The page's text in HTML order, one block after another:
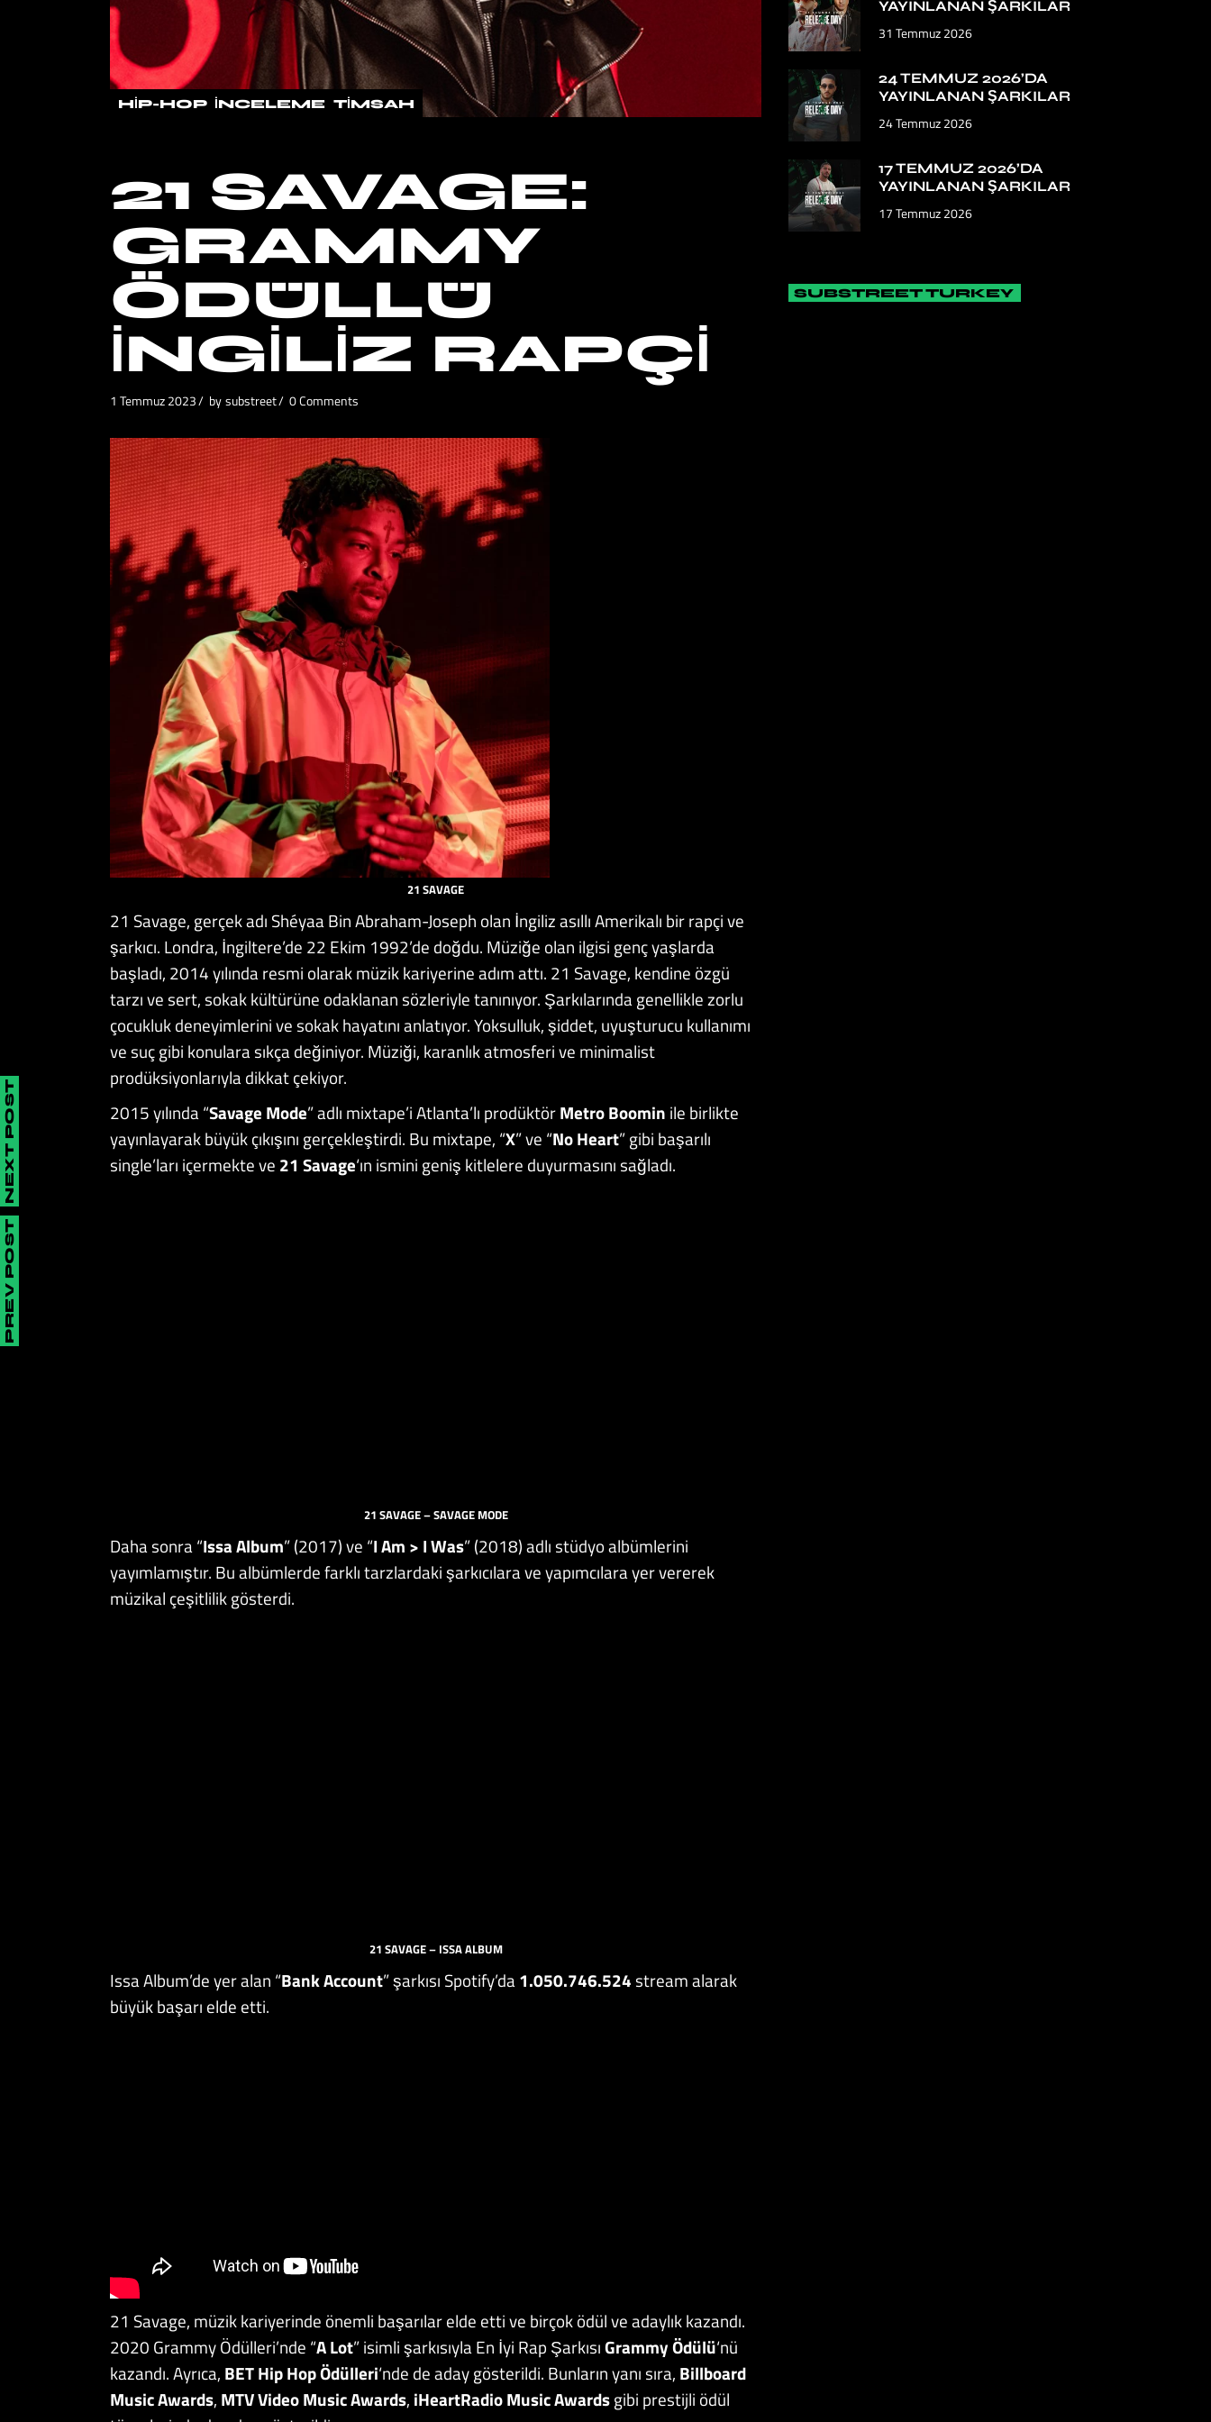
HIP-HOP İNCELEME TIMSAH
21 SAVAGE:
GRAMMY
ÖDÜLLÜ
İNGILIZ RAPÇI
1 Temmuz 2023 bysubstreet 0 Comments
21 SAVAGE
21 Savage, gerçek adı Shéyaa Bin Abraham-Joseph olan İngiliz asıllı Amerikalı bir rapçi ve
şarkıcı. Londra, İngiltere’de 22 Ekim 1992’de doğdu. Müziğe olan ilgisi genç yaşlarda
başladı, 2014 yılında resmi olarak müzik kariyerine adım attı. 21 Savage, kendine özgü
tarzı ve sert, sokak kültürüne odaklanan sözleriyle tanınıyor. Şarkılarında genellikle zorlu
çocukluk deneyimlerini ve sokak hayatını anlatıyor. Yoksulluk, şiddet, uyuşturucu kullanımı
ve suç gibi konulara sıkça değiniyor. Müziği, karanlık atmosferi ve minimalist
prodüksiyonlarıyla dikkat çekiyor.
2015 yılında “Savage Mode” adlı mixtape’i Atlanta’lı prodüktörMetro Boomin ile birlikte
yayınlayarak büyük çıkışını gerçekleştirdi. Bu mixtape, “X” ve “No Heart” gibi başarılı
single’ları içermekte ve 21 Savage‘ın ismini geniş kitlelere duyurmasını sağladı.
21 SAVAGE – SAVAGE MODE
Daha sonra “Issa Album” (2017) ve “I Am > I Was” (2018) adlı stüdyo albümlerini
yayımlamıştır. Bu albümlerde farklı tarzlardaki şarkıcılara ve yapımcılara yer vererek
müzikal çeşitlilik gösterdi.
21 SAVAGE – ISSA ALBUM
Issa Album’de yer alan “Bank Account” şarkısı Spotify’da1.050.746.524 stream alarak
büyük başarı elde etti.
21 Savage, müzik kariyerinde önemli başarılar elde etti ve birçok ödül ve adaylık kazandı.
2020 Grammy Ödülleri’nde “A Lot” isimli şarkısıyla En İyi Rap ŞarkısıGrammy Ödülü‘nü
kazandı. Ayrıca, BET Hip Hop Ödülleri‘nde de aday gösterildi. Bunların yanı sıra, Billboard
Music Awards, MTV Video Music Awards, iHeartRadioMusic Awardsgibi prestijli ödül
PREV POST
NEXT POST
YAYINLANAN ŞARKILAR
31 Temmuz 2026
24 TEMMUZ 2026’DA
YAYINLANAN ŞARKILAR
24 Temmuz 2026
17 TEMMUZ 2026’DA
YAYINLANAN ŞARKILAR
17 Temmuz 2026
SUBSTREET TURKEY